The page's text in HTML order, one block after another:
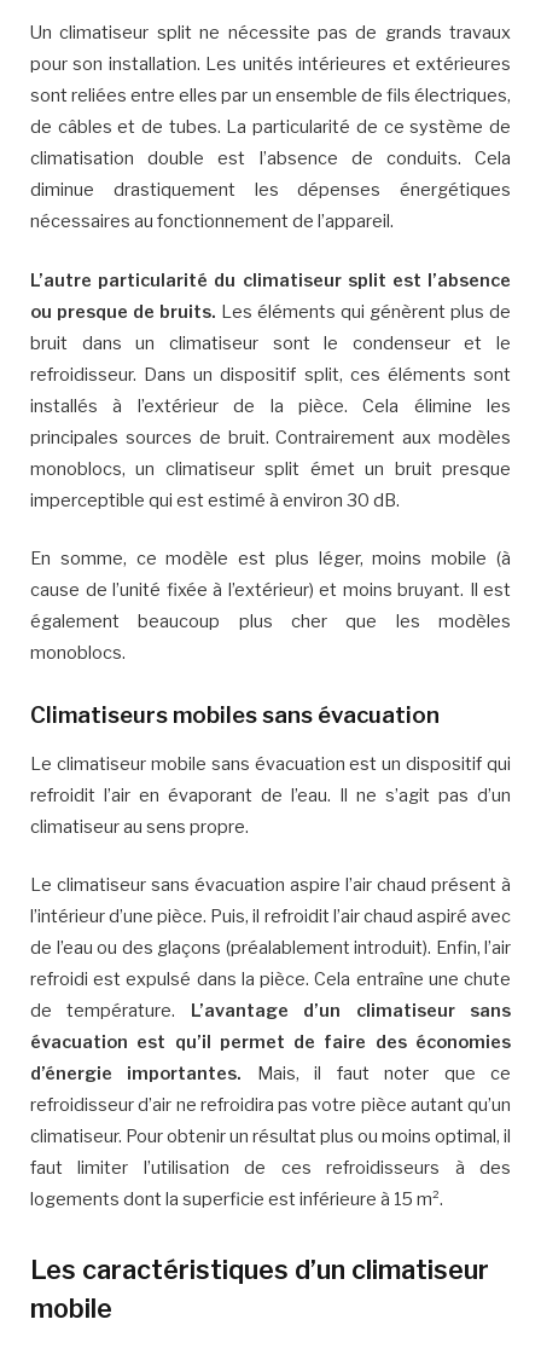
Un climatiseur split ne nécessite pas de grands travaux
pour son installation. Les unités intérieures et extérieures
sont reliées entre elles par un ensemble de fils électriques,
de câbles et de tubes. La particularité de ce système de
climatisation double est l’absence de conduits. Cela
diminue drastiquement les dépenses énergétiques
nécessaires au fonctionnement de l’appareil.
L’autre particularité du climatiseur split est l’absence
ou presque de bruits. Les éléments qui génèrent plus de
bruit dans un climatiseur sont le condenseur et le
refroidisseur. Dans un dispositif split, ces éléments sont
installés à l’extérieur de la pièce. Cela élimine les
principales sources de bruit. Contrairement aux modèles
monoblocs, un climatiseur split émet un bruit presque
imperceptible qui est estimé à environ 30 dB.
En somme, ce modèle est plus léger, moins mobile (à
cause de l’unité fixée à l’extérieur) et moins bruyant. Il est
également beaucoup plus cher que les modèles
monoblocs.
Climatiseurs mobiles sans évacuation
Le climatiseur mobile sans évacuation est un dispositif qui
refroidit l’air en évaporant de l’eau. Il ne s’agit pas d’un
climatiseur au sens propre.
Le climatiseur sans évacuation aspire l’air chaud présent à
l’intérieur d’une pièce. Puis, il refroidit l’air chaud aspiré avec
de l’eau ou des glaçons (préalablement introduit). Enfin, l’air
refroidi est expulsé dans la pièce. Cela entraîne une chute
de température. L’avantage d’un climatiseur sans
évacuation est qu’il permet de faire des économies
d’énergie importantes. Mais, il faut noter que ce
refroidisseur d’air ne refroidira pas votre pièce autant qu’un
climatiseur. Pour obtenir un résultat plus ou moins optimal, il
faut limiter l’utilisation de ces refroidisseurs à des
logements dont la superficie est inférieure à 15 m².
Les caractéristiques d’un climatiseur
mobile